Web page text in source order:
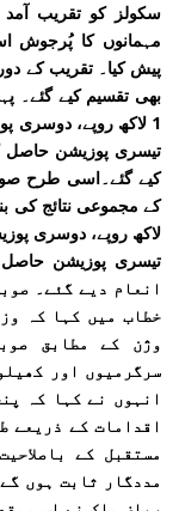
سکولز کو تقریب آمد
مہمانوں کا پُرجوش
پیش کیا۔ تقریب کے
بھی تقسیم کیے گئے۔
کیے گئے۔اسی طرح
انعام دیے گئے۔
خطاب میں کہا کہ
وژن کے مطابق
سرگرمیوں اور
انہوں نے کہا کہ
اقدامات کے ذریعے
مستقبل کے
مددگار ثابت ہوں